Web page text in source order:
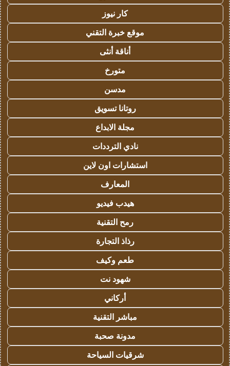
كار نيوز
موقع خبرة التقني
أناقة أنثى
متورخ
مدسن
روتانا تسويق
مجلة الابداع
نادي الترددات
استشارات اون لاين
المعارف
هيدب فيديو
رمح التقنية
رذاذ التجارة
طعم وكيف
شهود نت
أركاني
مباشر التقنية
مدونة صحبة
شرقيات السياحة